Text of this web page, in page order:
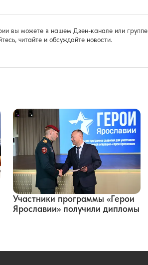
вы можете в нашем Дзен-канале или группе
читайте и обсуждайте новости.
Участники программы «Герои
Ярославии» получили дипломы